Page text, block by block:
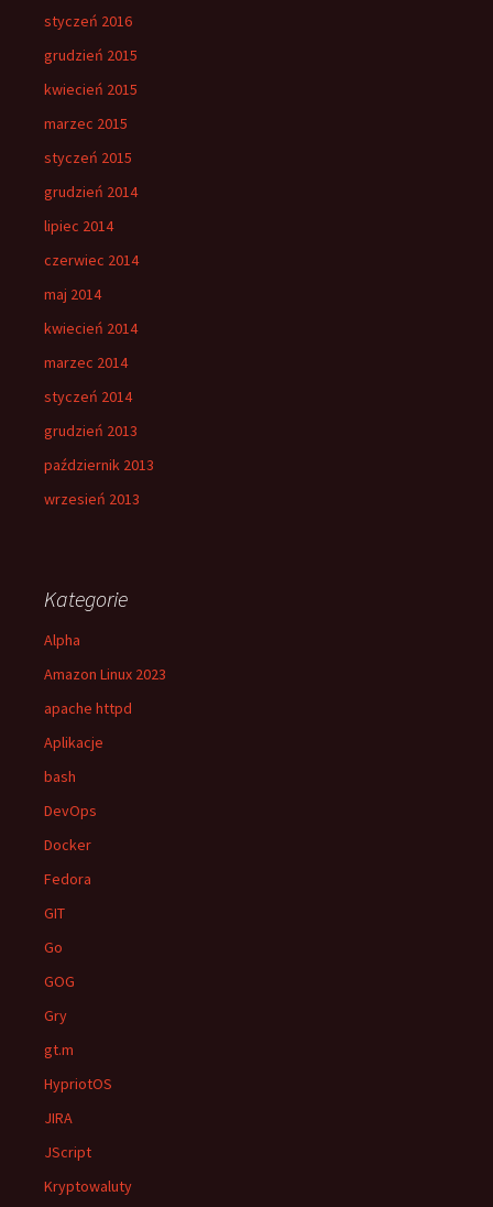
styczeń 2016
grudzień 2015
kwiecień 2015
marzec 2015
styczeń 2015
grudzień 2014
lipiec 2014
czerwiec 2014
maj 2014
kwiecień 2014
marzec 2014
styczeń 2014
grudzień 2013
październik 2013
wrzesień 2013
Kategorie
Alpha
Amazon Linux 2023
apache httpd
Aplikacje
bash
DevOps
Docker
Fedora
GIT
Go
GOG
Gry
gt.m
HypriotOS
JIRA
JScript
Kryptowaluty